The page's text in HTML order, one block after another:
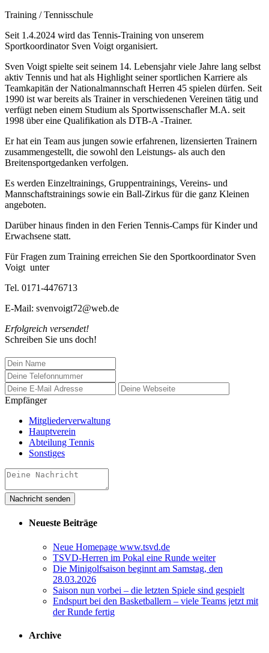
Training / Tennisschule
Seit 1.4.2024 wird das Tennis-Training von unserem
Sportkoordinator Sven Voigt organisiert.
Sven Voigt spielte seit seinem 14. Lebensjahr viele Jahre lang selbst
aktiv Tennis und hat als Highlight seiner sportlichen Karriere als
Teamkapitän der Nationalmannschaft Herren 45 spielen dürfen. Seit
1990 ist war bereits als Trainer in verschiedenen Vereinen tätig und
verfügt neben einem Studium als Sportwissenschafler M.A. seit
1998 über eine Qualifikation als DTB-A -Trainer.
Er hat ein Team aus jungen sowie erfahrenen, lizensierten Trainern
zusammengestellt, die sowohl den Leistungs- als auch den
Breitensportgedanken verfolgen.
Es werden Einzeltrainings, Gruppentrainings, Vereins- und
Mannschaftstrainings sowie ein Ball-Zirkus für die ganz Kleinen
angeboten.
Darüber hinaus finden in den Ferien Tennis-Camps für Kinder und
Erwachsene statt.
Für Fragen zum Training erreichen Sie den Sportkoordinator Sven
Voigt unter
Tel. 0171-4476713
E-Mail: svenvoigt72@web.de
Erfolgreich versendet!
Schreiben Sie uns doch!
Empfänger
Mitgliederverwaltung
Hauptverein
Abteilung Tennis
Sonstiges
Neueste Beiträge
Neue Homepage www.tsvd.de
TSVD-Herren im Pokal eine Runde weiter
Die Minigolfsaison beginnt am Samstag, den
28.03.2026
Saison nun vorbei – die letzten Spiele sind gespielt
Endspurt bei den Basketballern – viele Teams jetzt mit
der Runde fertig
Archive